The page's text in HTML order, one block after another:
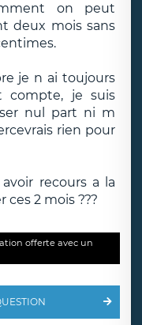
on peut
deux mois sans
je n ai toujours
compte, je suis
nul part ni m
rien pour
recours a la
2 mois ???
offerte avec un